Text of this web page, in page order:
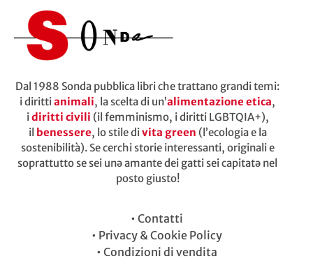
Dal 1988 Sonda pubblica libri che trattano grandi temi:
i dirittianimali, la scelta di un’alimentazione etica,
idiritti civili (il femminismo, i diritti LGBTQIA+),
il benessere, lo stile divita green (l’ecologia e la
sostenibilità). Se cerchi storie interessanti, originali e
soprattutto se sei unə amante dei gatti sei capitatə nel
posto giusto!
• Contatti
• Privacy & Cookie Policy
• Condizioni di vendita